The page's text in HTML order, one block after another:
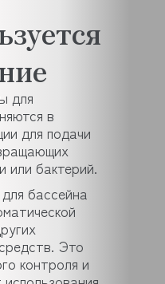
для
в
для подачи
или бактерий.
бассейна
Это
контроля и